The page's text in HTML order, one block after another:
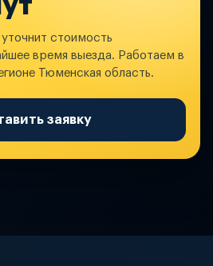
стоимость
время выезда. Работаем в
Тюменская область.
заявку